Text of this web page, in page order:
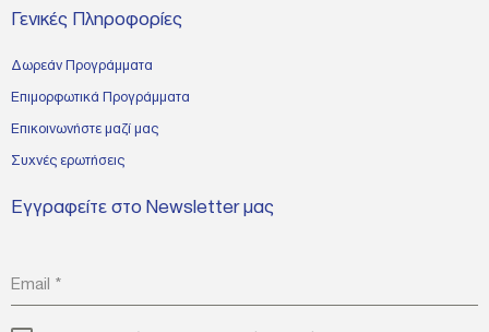
Γενικές Πληροφορίες
Δωρεάν Προγράμματα
Επιμορφωτικά Προγράμματα
Επικοινωνήστε μαζί μας
Συχνές ερωτήσεις
Εγγραφείτε στο Newsletter μας
Email *